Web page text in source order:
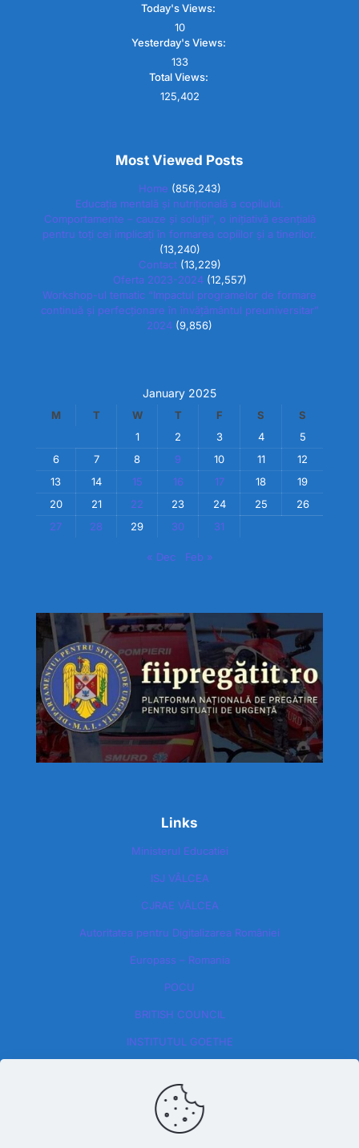
Today's Views:
10
Yesterday's Views:
133
Total Views:
125,402
Most Viewed Posts
Home (856,243)
Educația mentală și nutrițională a copilului.
Comportamente – cauze și soluții”, o inițiativă esențială
pentru toți cei implicați în formarea copiilor și a tinerilor.
(13,240)
Contact (13,229)
Oferta 2023-2024 (12,557)
Workshop-ul tematic “Impactul programelor de formare
continuă și perfecționare în învățământul preuniversitar”
2024 (9,856)
January 2025
M T W T F S
S
1
2 3 4
5
6
7 8 9 10 11
12
13
14 15 16 17 18
19
20
21 22 23 24 25
26
27
28 29 30 31
« Dec Feb »
Links
Ministerul Educatiei
ISJ VÂLCEA
CJRAE VÂLCEA
Autoritatea pentru Digitalizarea României​
Europass – Romania
POCU
BRITISH COUNCIL
INSTITUTUL GOETHE